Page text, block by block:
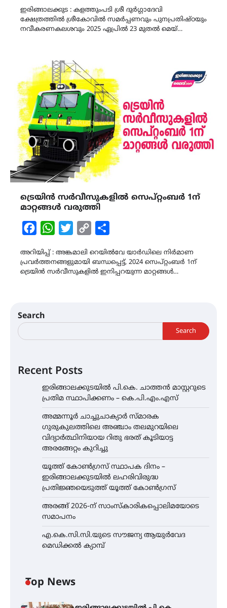
ഇരിങ്ങാലക്കുട : കളത്തുംപടി ശ്രീ ദുർഗ്ഗാദേവി
ക്ഷേത്രത്തിൽ ശ്രീകോവിൽ സമർപ്പണവും പുനപ്രതിഷ്ഠയും
നവീകരണകലശവും 2025 ഏപ്രിൽ 23 മുതൽ മെയ്…
ട്രെയിൻ സർവീസുകളില്‍ സെപ്റ്റംബര്‍ 1ന്
മാറ്റങ്ങൾ വരുത്തി
FacebookWhatsAppTwitterCopy
അറിയിപ്പ് : അങ്കമാലി റെയില്‍വേ യാർഡിലെ നിര്‍മാണ
പ്രവർത്തനങ്ങളുമായി ബന്ധപ്പെട്ട്, 2024 സെപ്റ്റംബര്‍ 1ന്
ട്രെയിൻ സർവീസുകളില്‍ ഇനിപ്പറയുന്ന മാറ്റങ്ങൾ…
Search
Search
Recent Posts
ഇരിങ്ങാലക്കുടയിൽ പി.കെ. ചാത്തൻ മാസ്റ്ററുടെ
പ്രതിമ സ്ഥാപിക്കണം – കെ.പി.എം.എസ്
അമ്മന്നൂർ ചാച്ചുചാക്യാർ സ്മാരക
ഗുരുകുലത്തിലെ അഞ്ചാം തലമുറയിലെ
വിദ്യാർത്ഥിനിയായ റിതു ഭരത് കൂടിയാട്ട
അരങ്ങേറ്റം കുറിച്ചു
യൂത്ത് കോൺഗ്രസ്‌ സ്ഥാപക ദിനം –
ഇരിങ്ങാലക്കുടയിൽ ലഹരിവിരുദ്ധ
പ്രതിജ്ഞയെടുത്ത് യൂത്ത് കോൺഗ്രസ്
അരങ്ങ് 2026-ന് സാംസ്കാരികപ്പൊലിമയോടെ
സമാപനം
എ.കെ.സി.സി.യുടെ സൗജന്യ ആയുർവേദ
മെഡിക്കൽ ക്യാമ്പ്
Top News